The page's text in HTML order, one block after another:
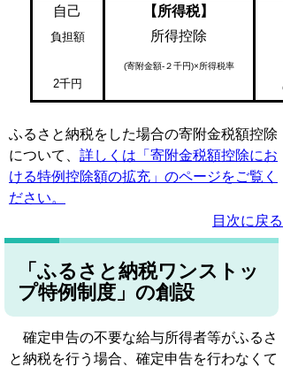
自己
負担額
2千円
【所得税】
所得控除
(寄附金額-２千円)×所得税率
ふるさと納税をした場合の寄附金税額控除
について、 詳しくは「寄附金税額控除にお
ける特例控除額の拡充」のページをご覧く
ださい。
目次に戻る
「ふるさと納税ワンストッ
プ特例制度」の創設
確定申告の不要な給与所得者等がふるさ
と納税を行う場合、確定申告を行わなくて